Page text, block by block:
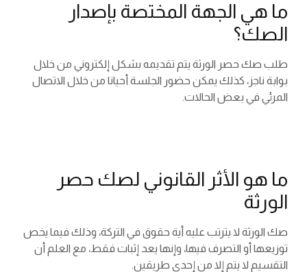
ما هي الجهة المختصة بإصدار
الصك؟
طلب صك حصر الورثة يتم تقديمه بشكل إلكتروني من خلال
بوابة ناجز، كذلك يمكن حضور الجلسة أحيانا من خلال الاتصال
المرئي في بعض الحالات.
ما هو الأثر القانوني لصك حصر
الورثة
صك الورثة لا يترتب عليه أية حقوق في التركة، وذلك فيما يخص
توزيعها أو التصرف فيها، وإنها يعد إثبات فقط، مع العلم أن
التقسيم لا يتم إلا من إحدى طريقين.